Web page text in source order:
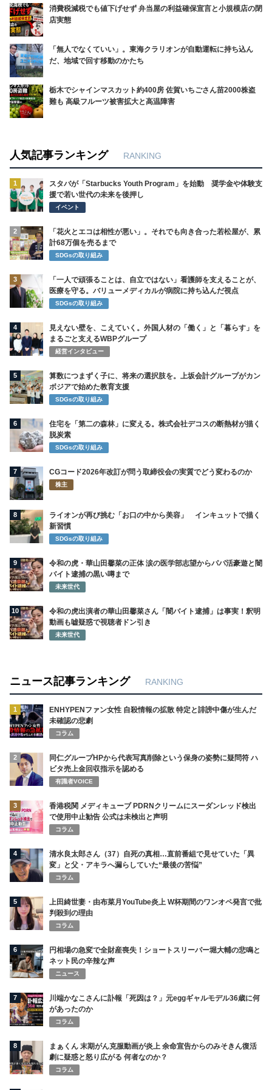
消費税減税でも値下げせず 弁当屋の利益確保宣言と小規模店の閉
店実態
「無人でなくていい」。東海クラリオンが自動運転に持ち込ん
だ、地域で回す移動のかたち
栃木でシャインマスカット約400房 佐賀いちごさん苗2000株盗
難も 高級フルーツ被害拡大と高温障害
人気記事ランキング RANKING
1
スタバが「Starbucks Youth Program」を始動 奨学金や体験支
援で若い世代の未来を後押し
イベント
2
「花火とエコは相性が悪い」。それでも向き合った若松屋が、累
計68万個を売るまで
SDGsの取り組み
3
「一人で頑張ることは、自立ではない」看護師を支えることが、
医療を守る。バリューメディカルが病院に持ち込んだ視点
SDGsの取り組み
4
見えない壁を、こえていく。外国人材の「働く」と「暮らす」を
まるごと支えるWBPグループ
経営インタビュー
5
算数につまずく子に、将来の選択肢を。上坂会計グループがカン
ボジアで始めた教育支援
SDGsの取り組み
6
住宅を「第二の森林」に変える。株式会社デコスの断熱材が描く
脱炭素
SDGsの取り組み
7 CGコード2026年改訂が問う取締役会の実質でどう変わるのか
株主
8
ライオンが再び挑む「お口の中から美容」 インキュットで描く
新習慣
SDGsの取り組み
9
令和の虎・華山田馨菜の正体 涙の医学部志望からパパ活豪遊と闇
バイト逮捕の黒い噂まで
未来世代
10
令和の虎出演者の華山田馨菜さん「闇バイト逮捕」は事実！釈明
動画も嘘疑惑で視聴者ドン引き
未来世代
ニュース記事ランキング RANKING
1
ENHYPENファン女性 自殺情報の拡散 特定と誹謗中傷が生んだ
未確認の悲劇
コラム
2
同仁グループHPから代表写真削除という保身の姿勢に疑問符 ハ
ビタ売上金回収指示を認める
有識者VOICE
3
香港税関 メディキューブ PDRNクリームにスーダンレッド検出
で使用中止勧告 公式は未検出と声明
コラム
4
清水良太郎さん（37）自死の真相…直前番組で見せていた「異
変」と父・アキラへ漏らしていた“最後の苦悩”
コラム
5
上田綺世妻・由布菜月YouTube炎上 W杯期間のワンオペ発言で批
判殺到の理由
コラム
6
円相場の急変で全財産喪失！ショートスリーパー堀大輔の悲鳴と
ネット民の辛辣な声
ニュース
7
川端かなこさんに訃報「死因は？」元eggギャルモデル36歳に何
があったのか
コラム
8
まぁくん 末期がん克服動画が炎上 余命宣告からのみそきん復活
劇に疑惑と怒り広がる 何者なのか？
コラム